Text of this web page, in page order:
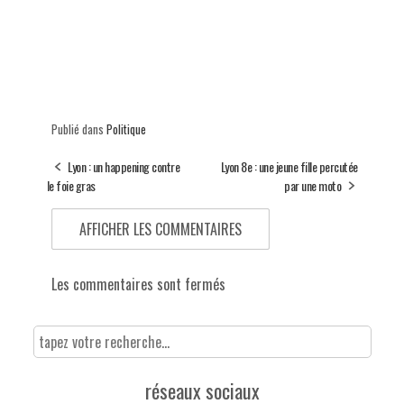
Publié dans Politique
Lyon : un happening contre
le foie gras
Lyon 8e : une jeune fille percutée
par une moto
AFFICHER LES COMMENTAIRES
Les commentaires sont fermés
réseaux sociaux